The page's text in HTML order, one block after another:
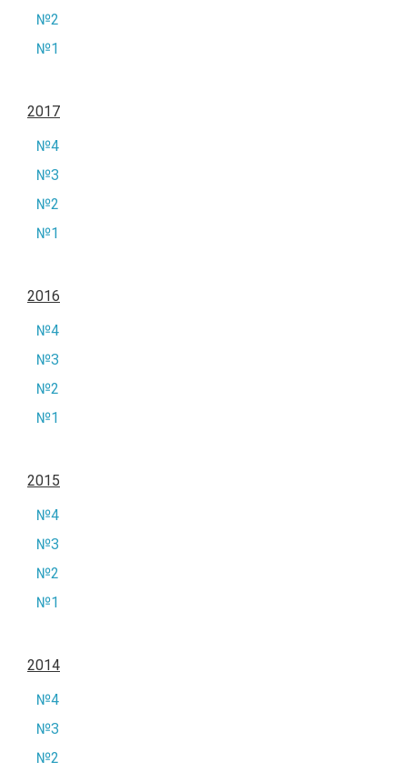
№2
№1
2017
№4
№3
№2
№1
2016
№4
№3
№2
№1
2015
№4
№3
№2
№1
2014
№4
№3
№2